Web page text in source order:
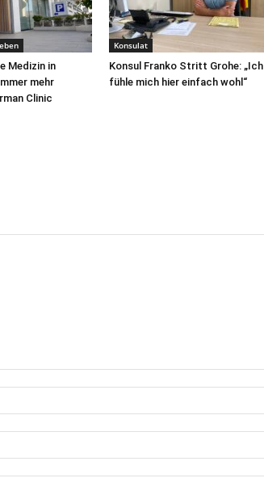
Medizin in
mehr
Clinic
Konsulat
Konsul Franko Stritt Grohe: „Ich
fühle mich hier einfach wohl“